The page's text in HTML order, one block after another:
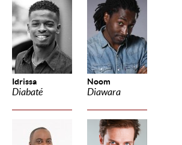
Idrissa
Diabaté
Noom
Diawara